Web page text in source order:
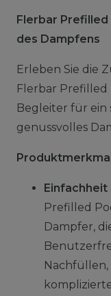
Flerbar Prefilled
des Dampfens
Erleben Sie die
Flerbar Prefilled
Begleiter für ein
genussvolles
Prefilled
Dampfer,
Nachfüllen,